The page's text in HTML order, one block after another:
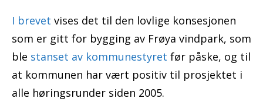
I brevet vises det til den lovlige konsesjonen
som er gitt for bygging av Frøya vindpark, som
ble stanset av kommunestyret før påske, og til
at kommunen har vært positiv til prosjektet i
alle høringsrunder siden 2005.